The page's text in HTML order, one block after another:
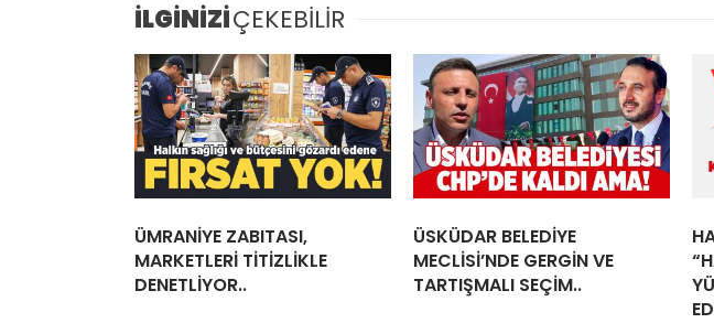
İLGİNİZİÇEKEBİLİR
ÜMRANİYE ZABITASI,
MARKETLERİ TİTİZLİKLE
DENETLİYOR..
ÜSKÜDAR BELEDİYE
MECLİSİ’NDE GERGİN VE
TARTIŞMALI SEÇİM..